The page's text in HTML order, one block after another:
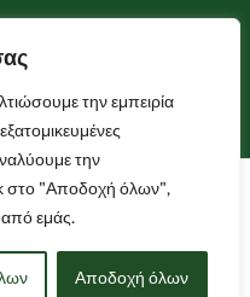
την εμπειρία
την
στο "Αποδοχή όλων",
εμάς.
Αποδοχή όλων
Θεοδωριάνων